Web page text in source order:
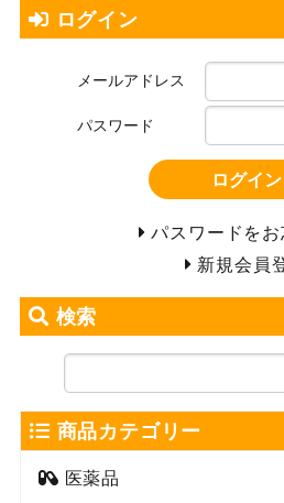
ログイン
メールアドレス
パスワード
ログイン
パスワードを
新規会員
検索
商品カテゴリー
医薬品